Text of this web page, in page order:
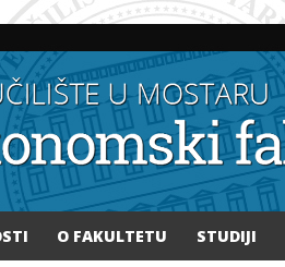
O FAKULTETU STUDIJI